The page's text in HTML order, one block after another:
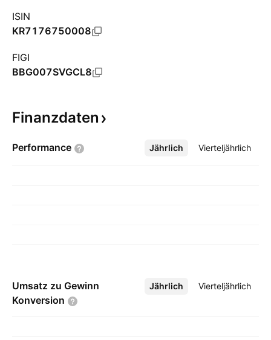
ISIN
KR7176750008
FIGI
BBG007SVGCL8
Finanzdaten
Performance Jährlich Vierteljährlich
Mehr
Umsatz zu Gewinn
Konversion
Jährlich Vierteljährlich
Mehr